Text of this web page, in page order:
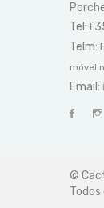
móvel
Email:
©